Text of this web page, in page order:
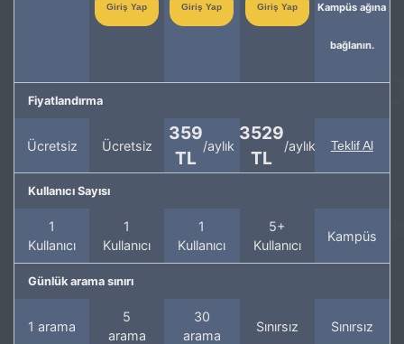
Giriş Yap Giriş Yap Giriş Yap Kampüs ağına
bağlanın.
Fiyatlandırma
Ücretsiz Ücretsiz
359
TL
/aylık
3529
TL
/aylık Teklif Al
Kullanıcı Sayısı
1
Kullanıcı
1
Kullanıcı
1
Kullanıcı
5+
Kullanıcı
Kampüs
Günlük arama sınırı
1 arama
5
arama
30
arama
Sınırsız Sınırsız